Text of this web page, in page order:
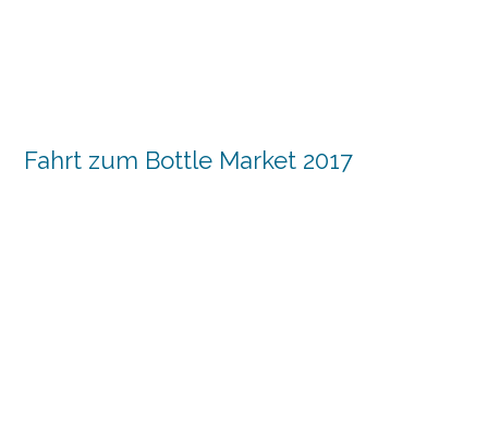
Fahrt zum Bottle Market 2017